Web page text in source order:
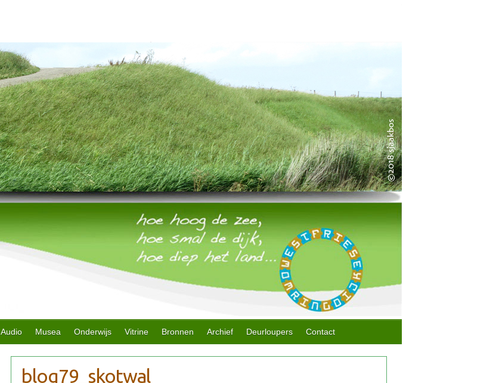
Audio Musea Onderwijs Vitrine Bronnen Archief Deurloupers Contact